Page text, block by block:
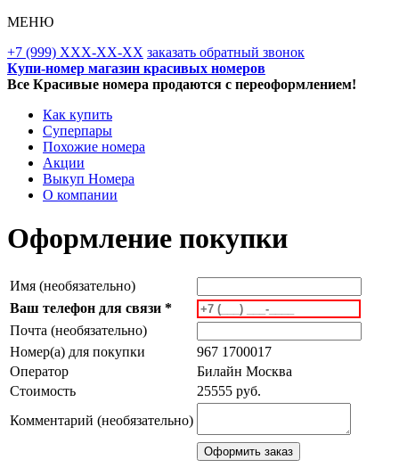
МЕНЮ
+7 (999) XXX-XX-XX заказать обратный звонок
Купи-номер магазин красивых номеров
Все Красивые номера продаются с переоформлением!
Как купить
Суперпары
Похожие номера
Акции
Выкуп Номера
О компании
Оформление покупки
Имя (необязательно)
Ваш телефон для связи *
Почта (необязательно)
Номер(а) для покупки
967 1700017
Оператор
Билайн Москва
Стоимость
25555 руб.
Комментарий (необязательно)